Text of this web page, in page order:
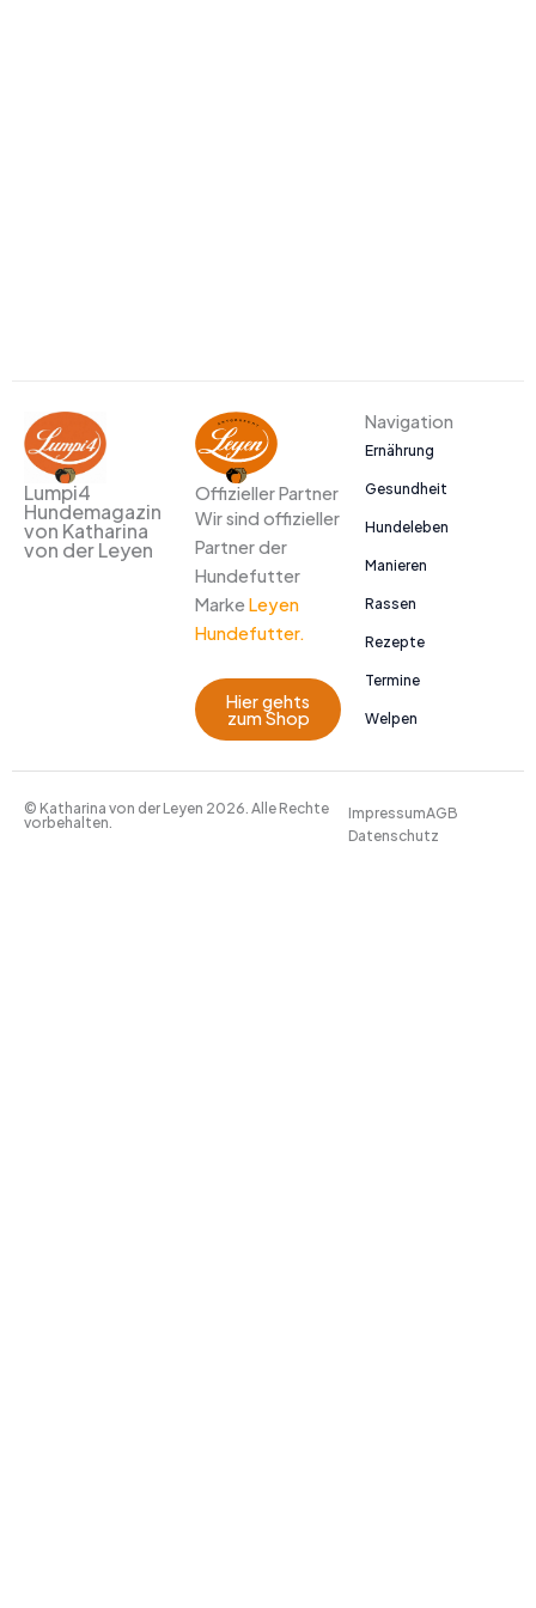
Lumpi4
Hundemagazin
von Katharina
von der Leyen
Offizieller Partner
Wir sind offizieller
Partner der
Hundefutter
Marke Leyen
Hundefutter.
Hier gehts
zum Shop
Navigation
Ernährung
Gesundheit
Hundeleben
Manieren
Rassen
Rezepte
Termine
Welpen
© Katharina von der Leyen 2026. Alle Rechte
vorbehalten.
ImpressumAGB
Datenschutz